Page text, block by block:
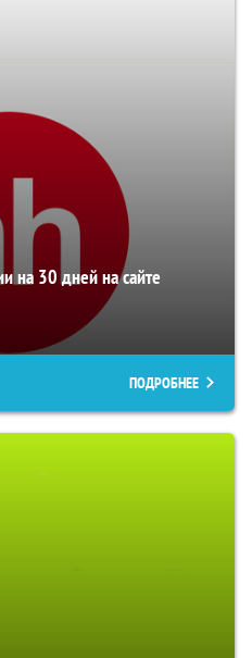
на 30 дней на сайте
ПОДРОБНЕЕ